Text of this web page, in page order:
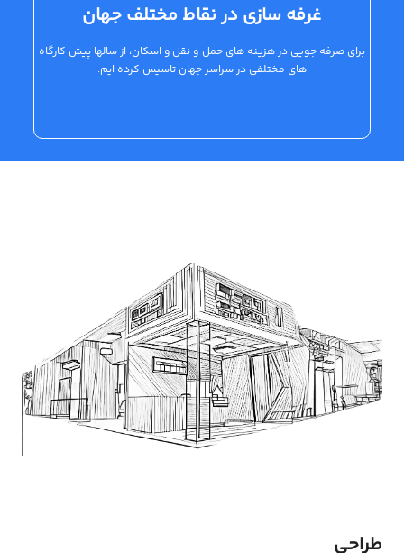
غرفه سازی در نقاط مختلف جهان
برای صرفه جویی در هزینه های حمل و نقل و اسکان، از سالها پیش کارگاه
های مختلفی در سراسر جهان تاسیس کرده ایم.
طراحی